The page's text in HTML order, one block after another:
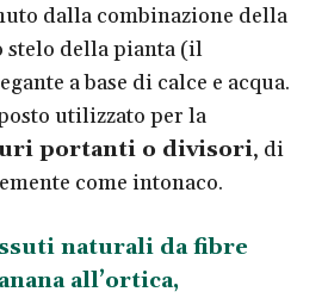
dalla combinazione della
stelo della pianta (il
a base di calce e acqua.
utilizzato per la
portanti o divisori, di
come intonaco.
naturali da fibre
all’ortica,